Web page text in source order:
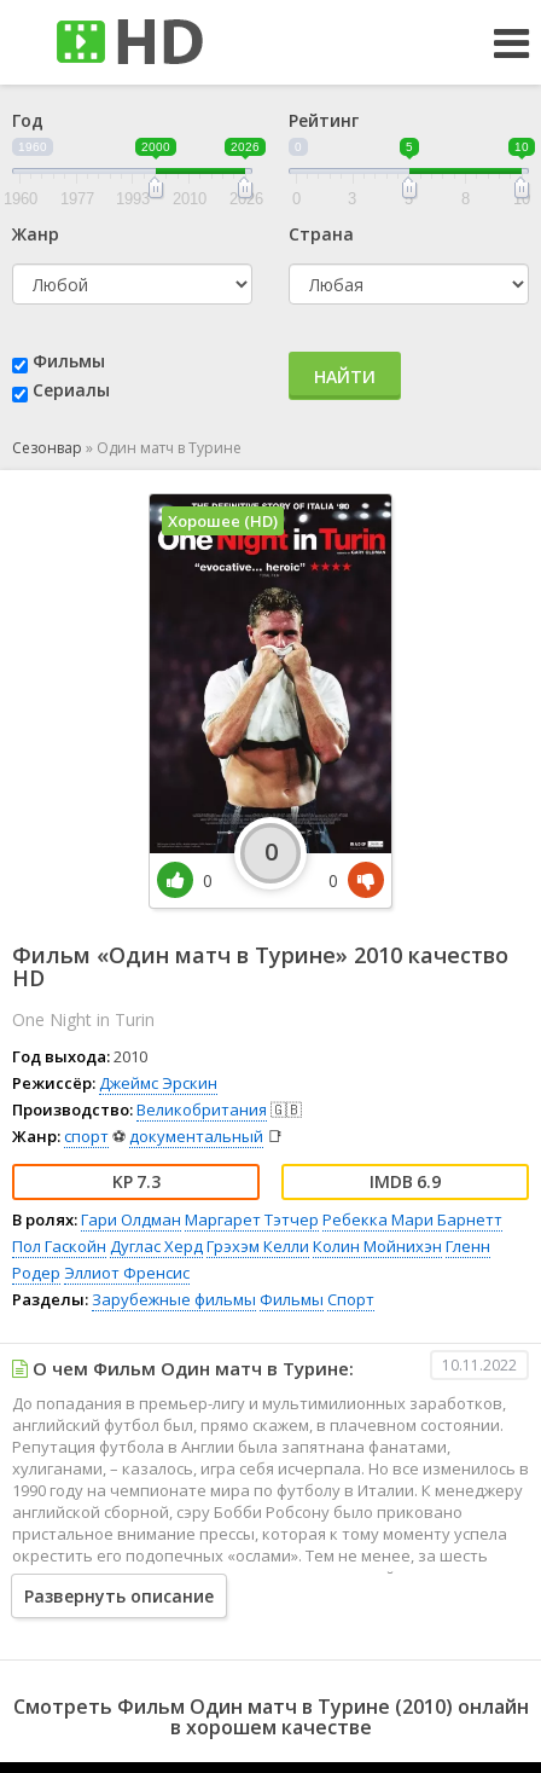
Год
1960 2000 2026
1960 1977 1993 2010 2026
Рейтинг
0 5 10
0 3 5 8 10
Жанр Страна
Фильмы
Сериалы
НАЙТИ
Сезонвар » Один матч в Турине
Фильм «Один матч в Турине» 2010 качество
HD
One Night in Turin
Год выхода:2010
Режиссёр:Джеймс Эрскин
Производство:Великобритания 🇬🇧
Жанр:спорт⚽документальный 📑
7.3 6.9
В ролях:Гари Олдман Маргарет Тэтчер Ребекка Мари Барнетт
Пол Гаскойн Дуглас ХердГрэхэм Келли Колин Мойнихэн Гленн
Родер Эллиот Френсис
Разделы: Зарубежные фильмы Фильмы Спорт
Хорошее (HD)
0
0
0
О чем Фильм Один матч в Турине: 10.11.2022
До попадания в премьер-лигу и мультимилионных заработков,
английский футбол был, прямо скажем, в плачевном состоянии.
Репутация футбола в Англии была запятнана фанатами,
хулиганами, – казалось, игра себя исчерпала. Но все изменилось в
1990 году на чемпионате мира по футболу в Италии. К менеджеру
английской сборной, сэру Бобби Робсону было приковано
пристальное внимание прессы, которая к тому моменту успела
окрестить его подопечных «ослами». Тем не менее, за шесть
коротких недель, героическими усилиями английским
футболистам удалось сплотить нацию, и почти удалось пройти в
финал чемпионата…
Развернуть описание
Смотреть Фильм Один матч в Турине (2010) онлайн
в хорошем качестве